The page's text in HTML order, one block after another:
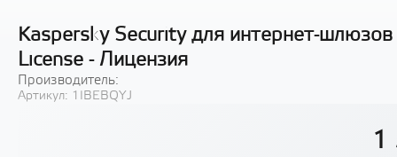
Kaspersky Security для интернет-
License - Лицензия
Производитель:
Артикул: 1IBEBQYJ
1